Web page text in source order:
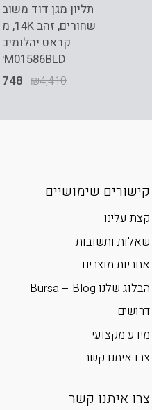
תליון מגן דוד
קראט
₪4,410
קישורים שימושיים
קצת עלינו
שאלות ותשובות
אחריות מוצרים
הבלוג שלנו Bursa – Blog
דרושים
מידע מקצועי
צרו איתנו קשר
צרו איתנו קשר